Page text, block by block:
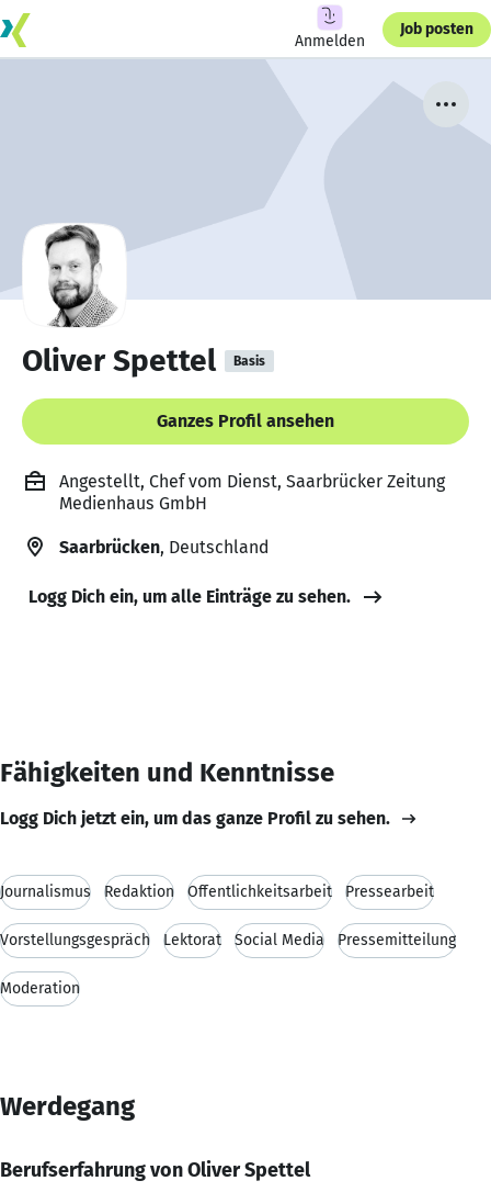
Anmelden
Job posten
Oliver Spettel Basis
Ganzes Profil ansehen
Angestellt, Chef vom Dienst, Saarbrücker Zeitung
Medienhaus GmbH
Saarbrücken, Deutschland
Logg Dich ein, um alle Einträge zu sehen.
Fähigkeiten und Kenntnisse
Logg Dich jetzt ein, um das ganze Profil zu sehen.
Journalismus Redaktion Öffentlichkeitsarbeit Pressearbeit
Vorstellungsgespräch Lektorat Social Media Pressemitteilung
Moderation
Werdegang
Berufserfahrung von Oliver Spettel